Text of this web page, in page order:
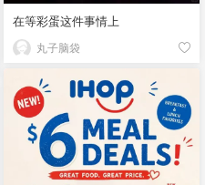
在等彩蛋这件事情上
丸子脑袋